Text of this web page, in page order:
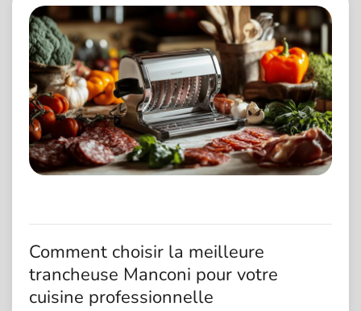
Comment choisir la meilleure
trancheuse Manconi pour votre
cuisine professionnelle